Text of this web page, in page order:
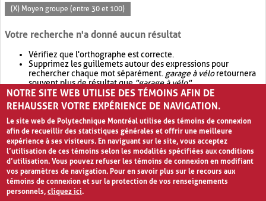
(X) Moyen groupe (entre 30 et 100)
Votre recherche n'a donné aucun résultat
Vérifiez que l'orthographe est correcte.
Supprimez les guillemets autour des expressions pour
rechercher chaque mot séparément. garage à véloretournera
souvent plus de résultat que"garage à vélo".
Envisagez d'élargir votre recherche avec OR.garage OR vélo
retournera souvent plus de résultat quegarage à vélo
NOTRE SITE WEB UTILISE DES TÉMOINS AFIN DE
REHAUSSER VOTRE EXPÉRIENCE DE NAVIGATION.
Le site web de Polytechnique Montréal utilise des témoins de connexion
afin de recueillir des statistiques générales et offrir une meilleure
expérience à ses visiteurs. En naviguant sur le site, vous acceptez
l’utilisation de ces témoins selon les modalités spécifiées aux conditions
d’utilisation. Vous pouvez refuser les témoins de connexion en modifiant
vos paramètres de navigation. Pour en savoir plus sur le recours aux
témoins de connexion et sur la protection de vos renseignements
personnels,cliquez ici.